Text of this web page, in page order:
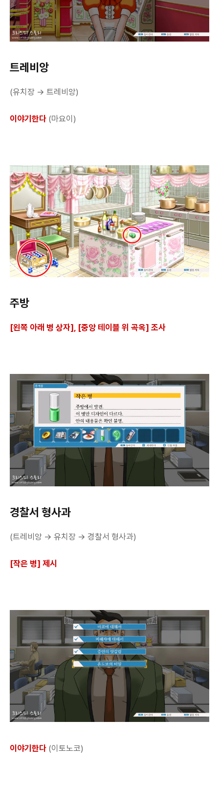
트레비앙
(유치장 → 트레비앙)
이야기한다 (마요이)
주방
[왼쪽 아래 병 상자], [중앙 테이블 위 곡옥] 조사
경찰서 형사과
(트레비앙 → 유치장 → 경찰서 형사과)
[작은 병] 제시
이야기한다 (이토노코)